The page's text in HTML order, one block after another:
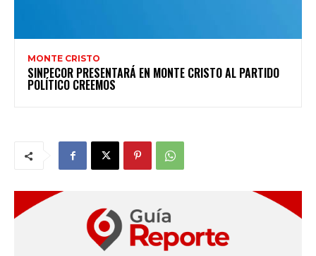
MONTE CRISTO
SINPECOR PRESENTARÁ EN MONTE CRISTO AL PARTIDO
POLÍTICO CREEMOS